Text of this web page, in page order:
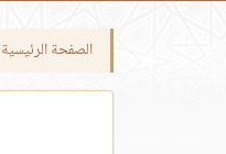
الصفحة الرئيسية